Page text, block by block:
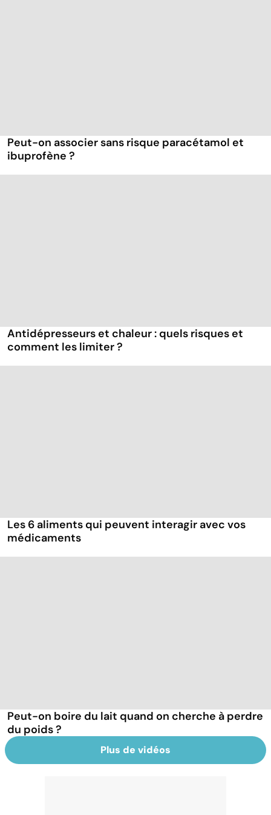
Peut-on associer sans risque paracétamol et
ibuprofène ?
Antidépresseurs et chaleur : quels risques et
comment les limiter ?
Les 6 aliments qui peuvent interagir avec vos
médicaments
Peut-on boire du lait quand on cherche à perdre
du poids ?
Plus de vidéos